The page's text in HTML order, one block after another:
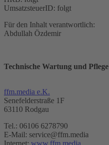
UmsatzsteuerID: folgt
Für den Inhalt verantwortlich:
Abdullah Özdemir
Technische Wartung und Pflege
ffm.media e.K.
Senefelderstraße 1F
63110 Rodgau
Tel.: 06106 6278790
E-Mail: service@ffm.media